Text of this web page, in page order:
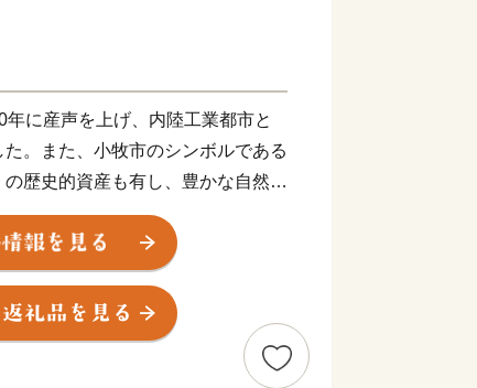
に産声を上げ、内陸工業都市と
。また、小牧市のシンボルである
歴史的資産も有し、豊かな自然と